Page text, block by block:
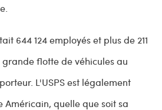
644 124 employés et plus de 211
grande flotte de véhicules au
L'USPS est légalement
Américain, quelle que soit sa